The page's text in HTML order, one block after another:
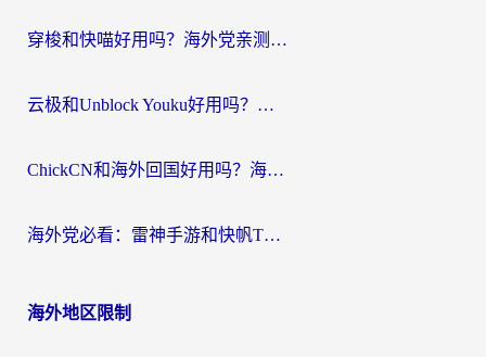
穿梭和快喵好用吗？海外党亲测：小众加速器对比+番茄加速器深度体验
云极和Unblock Youku好用吗？海外党亲测+2026回国加速器避坑指南
ChickCN和海外回国好用吗？海外党2026亲测：从手游到影音，选对加速器的3个关键
海外党必看：雷神手游和快帆TV版好用吗？3步选对回国加速器不踩坑
海外地区限制